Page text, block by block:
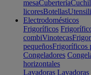
mesaCubertería
licoresBotellas
Electrodomésticos
Frigoríficos
combiVinotecas
pequeñosFrigoríficos
Congeladores
horizontales
Lavadoras Lavadoras